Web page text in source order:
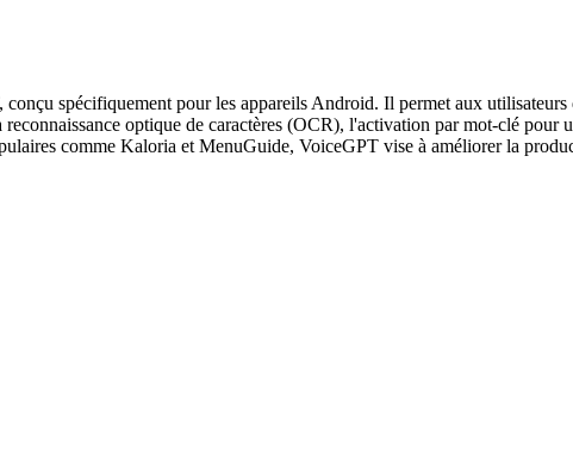
spécifiquement pour les appareils Android. Il permet aux
optique de caractères (OCR), l'activation par mot-clé pour
comme Kaloria et MenuGuide, VoiceGPT vise à améliorer la